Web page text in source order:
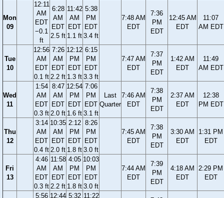
Mon
09
12:11
AM
EDT
−0.1
ft
6:28
AM
EDT
2.5 ft
11:42
AM
EDT
1.1 ft
5:38
PM
EDT
3.4 ft
7:48 AM
EDT
7:36
PM
EDT
12:45 AM
EDT
11:07
AM EDT
Tue
10
12:56
AM
EDT
0.1 ft
7:26
AM
EDT
2.2 ft
12:12
PM
EDT
1.3 ft
6:15
PM
EDT
3.3 ft
7:47 AM
EDT
7:37
PM
EDT
1:42 AM
EDT
11:49
AM EDT
Wed
11
1:54
AM
EDT
0.3 ft
8:47
AM
EDT
2.0 ft
12:54
PM
EDT
1.6 ft
7:06
PM
EDT
3.1 ft
Last
Quarter
7:46 AM
EDT
7:38
PM
EDT
2:37 AM
EDT
12:38
PM EDT
Thu
12
3:14
AM
EDT
0.4 ft
10:35
AM
EDT
2.0 ft
2:12
PM
EDT
1.8 ft
8:26
PM
EDT
3.0 ft
7:45 AM
EDT
7:38
PM
EDT
3:30 AM
EDT
1:31 PM
EDT
Fri
13
4:46
AM
EDT
0.3 ft
11:58
AM
EDT
2.2 ft
4:05
PM
EDT
1.8 ft
10:03
PM
EDT
3.0 ft
7:44 AM
EDT
7:39
PM
EDT
4:18 AM
EDT
2:29 PM
EDT
5:56 12:44 5:32 11:22